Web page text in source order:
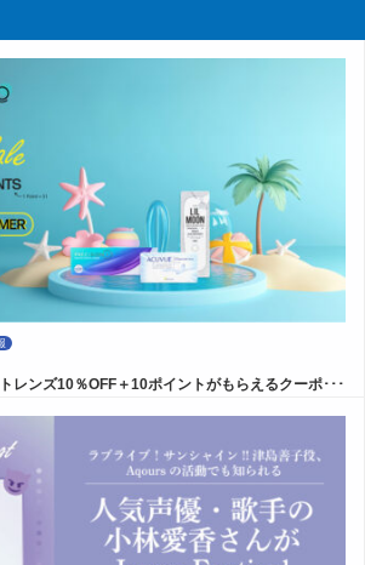
レンズ10％OFF＋10ポイントがもらえるクーポ･･･